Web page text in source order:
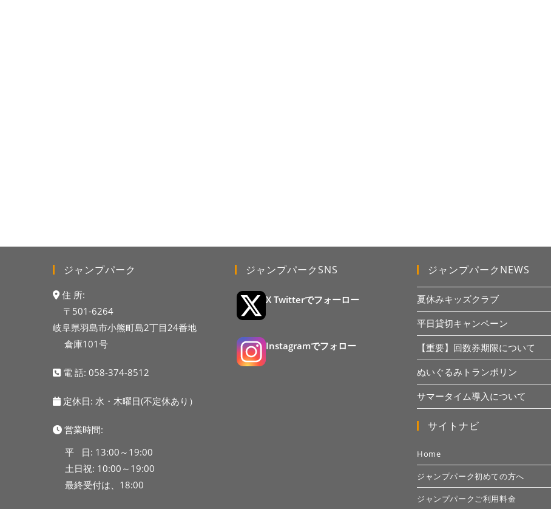
ジャンプパーク
住 所:
〒501-6264
岐阜県羽島市小熊町島2丁目24番地
倉庫101号
電 話: 058-374-8512
定休日: 水・木曜日(不定休あり）
営業時間:
平 日: 13:00～19:00
土日祝: 10:00～19:00
最終受付は、18:00
ジャンプパークSNS
X Twitterでフォーロー
Instagramでフォロー
ジャンプパークNEWS
夏休みキッズクラブ
平日貸切キャンペーン
【重要】回数券期限について
ぬいぐるみトランポリン
サマータイム導入について
サイトナビ
Home
ジャンプパーク初めての方へ
ジャンプパークご利用料金